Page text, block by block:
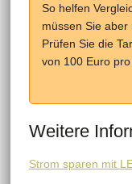
So helfen
müssen Sie aber
Prüfen Sie die
von 100 Euro
Weitere
Strom sparen mit